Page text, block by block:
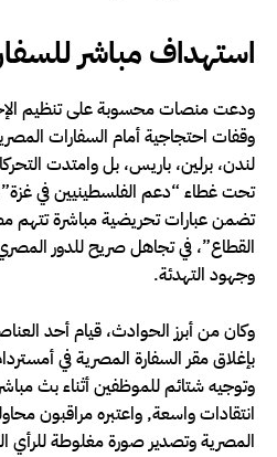
استهداف مباشر
ودعت منصات محسوبة على تنظيم
وقفات احتجاجية أمام السفارات
لندن، برلين، باريس، بل وامتدت
تحت غطاء “دعم الفلسطينيين في
تضمن عبارات تحريضية مباشرة تتهم
القطاع”، في تجاهل صريح للدور
وجهود التهدئة.
وكان من أبرز الحوادث، قيام أحد
بإغلاق مقر السفارة المصرية في
وتوجيه شتائم للموظفين أثناء بث
انتقادات واسعة, واعتبره مراقبون
المصرية وتصدير صورة مغلوطة للرأي